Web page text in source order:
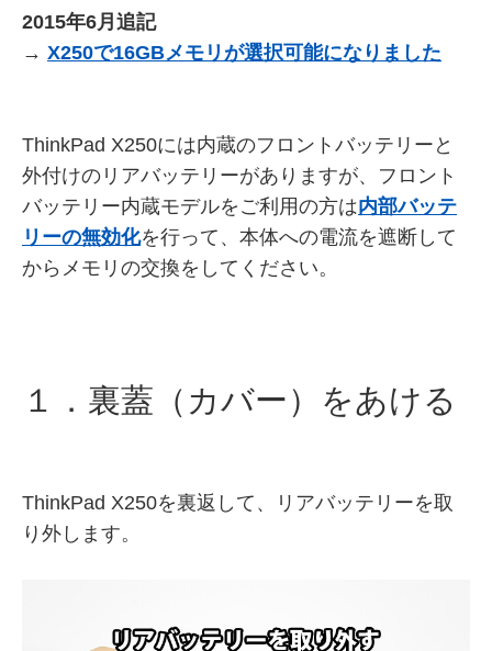
2015年6月追記
→ X250で16GBメモリが選択可能になりました
ThinkPad X250には内蔵のフロントバッテリーと
外付けのリアバッテリーがありますが、フロント
バッテリー内蔵モデルをご利用の方は内部バッテ
リーの無効化を行って、本体への電流を遮断して
からメモリの交換をしてください。
１．裏蓋（カバー）をあける
ThinkPad X250を裏返して、リアバッテリーを取
り外します。